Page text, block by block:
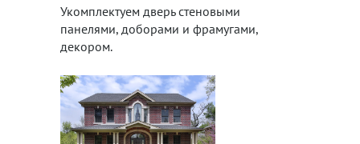
Укомплектуем дверь стеновыми
панелями, доборами и фрамугами,
декором.